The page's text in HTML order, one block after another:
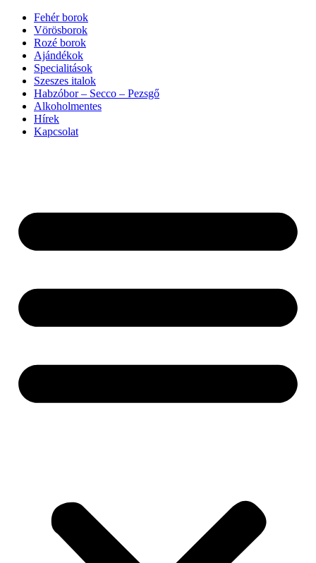
Ugrás
tartalomhoz
Fehér borok
Vörösborok
Rozé borok
Ajándékok
Specialitások
Szeszes italok
Habzóbor – Secco – Pezsgő
Alkoholmentes
Hírek
Kapcsolat